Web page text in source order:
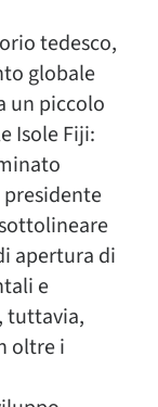
tedesco,
globale
un piccolo
Isole Fiji:
presidente
apertura di
e
tuttavia,
oltre i